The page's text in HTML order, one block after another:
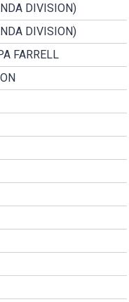
DIVISION)
DIVISION)
FARRELL